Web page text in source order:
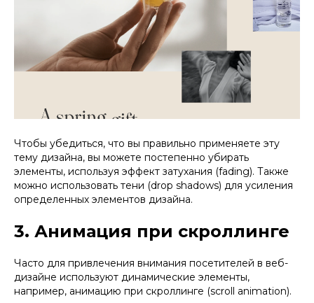
Чтобы убедиться, что вы правильно применяете эту
тему дизайна, вы можете постепенно убирать
элементы, используя эффект затухания (fading). Также
можно использовать тени (drop shadows) для усиления
определенных элементов дизайна.
3. Анимация при скроллинге
Часто для привлечения внимания посетителей в веб-
дизайне используют динамические элементы,
например, анимацию при скроллинге (scroll animation).